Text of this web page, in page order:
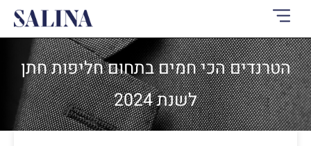
הטרנדים הכי חמים בתחום חליפות חתן
לשנת 2024